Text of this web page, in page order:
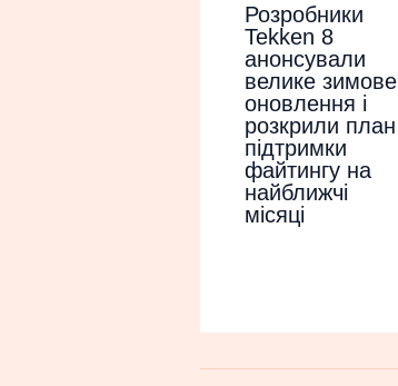
Розробники
Tekken 8
анонсували
велике зимове
оновлення і
розкрили план
підтримки
файтингу на
найближчі
місяці